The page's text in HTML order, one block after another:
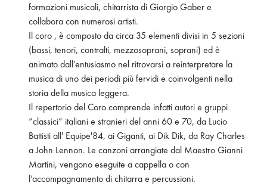
formazioni musicali, chitarrista di Giorgio Gaber e
collabora con numerosi artisti.
Il coro , è composto da circa 35 elementi divisi in 5 sezioni
(bassi, tenori, contralti, mezzosoprani, soprani) ed è
animato dall'entusiasmo nel ritrovarsi a reinterpretare la
musica di uno dei periodi più fervidi e coinvolgenti nella
storia della musica leggera.
Il repertorio del Coro comprende infatti autori e gruppi
“classici” italiani e stranieri del anni 60 e 70, da Lucio
Battisti all' Equipe'84, ai Giganti, ai Dik Dik, da Ray Charles
a John Lennon. Le canzoni arrangiate dal Maestro Gianni
Martini, vengono eseguite a cappella o con
l’accompagnamento di chitarra e percussioni.